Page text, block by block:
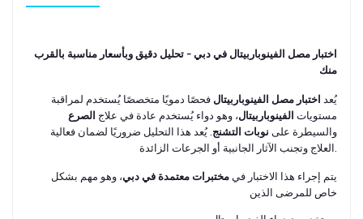
اختبار مصل الفينوباربيتال في دبي – تحليل دقيق وبأسعار مناسبة بالقرب
منك
يُعد اختبار مصل الفينوباربيتال فحصًا دمويًا متخصصًا يُستخدم لمراقبة
مستويات الفينوباربيتال، وهو دواء يُستخدم عادة في علاج الصرع
والسيطرة على نوبات التشنج. يُعد هذا التحليل ضروريًا لضمان فعالية
العلاج وتجنب الآثار الجانبية أو الجرعات الزائدة.
يتم إجراء هذا الاختبار في مختبرات معتمدة في دبي، وهو مهم بشكل
خاص للمرضى الذين